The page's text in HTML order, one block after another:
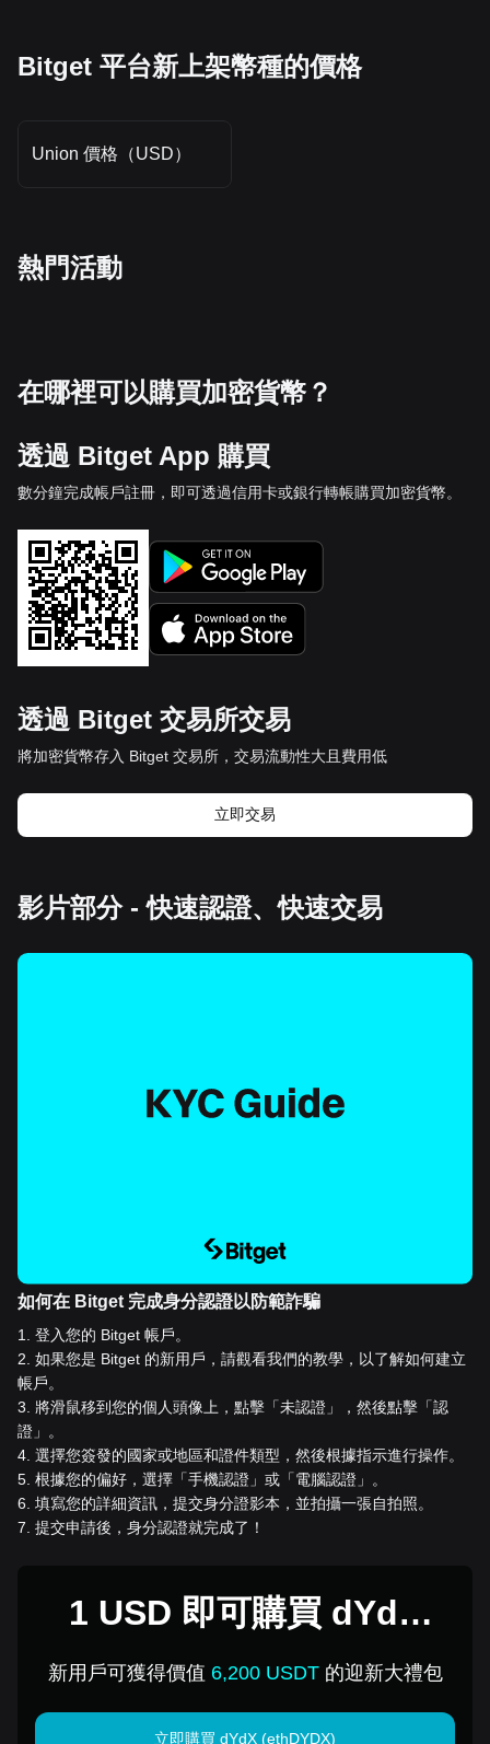
Bitget 平台新上架幣種的價格
Union 價格（USD）
熱門活動
在哪裡可以購買加密貨幣？
透過 Bitget App 購買
數分鐘完成帳戶註冊，即可透過信用卡或銀行轉帳購買加密貨幣。
透過 Bitget 交易所交易
將加密貨幣存入 Bitget 交易所，交易流動性大且費用低
立即交易
影片部分 - 快速認證、快速交易
如何在 Bitget 完成身分認證以防範詐騙
1
登入您的 Bitget 帳戶。
2 如果您是 Bitget 的新用戶，請觀看我們的教學，以了解如何建立
帳戶。
3 將滑鼠移到您的個人頭像上，點擊「未認證」，然後點擊「認
證」。
4 選擇您簽發的國家或地區和證件類型，然後根據指示進行操作。
5 根據您的偏好，選擇「手機認證」或「電腦認證」。
6 填寫您的詳細資訊，提交身分證影本，並拍攝一張自拍照。
7 提交申請後，身分認證就完成了！
1 USD 即可購買 dYdX
(ethDYDX)
新用戶可獲得價值 6,200 USDT的迎新大禮包
立即購買 dYdX (ethDYDX)